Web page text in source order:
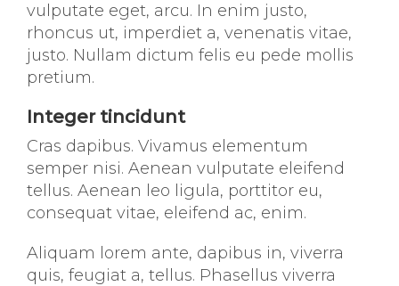
vulputate eget, arcu. In enim justo,
rhoncus ut, imperdiet a, venenatis vitae,
justo. Nullam dictum felis eu pede mollis
pretium.
Integer tincidunt
Cras dapibus. Vivamus elementum
semper nisi. Aenean vulputate eleifend
tellus. Aenean leo ligula, porttitor eu,
consequat vitae, eleifend ac, enim.
Aliquam lorem ante, dapibus in, viverra
quis, feugiat a, tellus. Phasellus viverra